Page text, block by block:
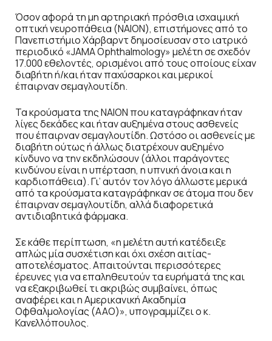
Όσον αφορά τη μη αρτηριακή πρόσθια ισχαιμική
οπτική νευροπάθεια (ΝΑΙΟΝ), επιστήμονες από το
Πανεπιστήμιο Χάρβαρντ δημοσίευσαν στο ιατρικό
περιοδικό «JAMA Ophthalmology» μελέτη σε σχεδόν
17.000 εθελοντές, ορισμένοι από τους οποίους είχαν
διαβήτη ή/και ήταν παχύσαρκοι και μερικοί
έπαιρναν σεμαγλουτίδη.
Τα κρούσματα της ΝΑΙΟΝ που καταγράφηκαν ήταν
λίγες δεκάδες και ήταν αυξημένα στους ασθενείς
που έπαιρναν σεμαγλουτίδη. Ωστόσο οι ασθενείς με
διαβήτη ούτως ή άλλως διατρέχουν αυξημένο
κίνδυνο να την εκδηλώσουν (άλλοι παράγοντες
κινδύνου είναι η υπέρταση, η υπνική άνοια και η
καρδιοπάθεια). Γι’ αυτόν τον λόγο άλλωστε μερικά
από τα κρούσματα καταγράφηκαν σε άτομα που δεν
έπαιρναν σεμαγλουτίδη, αλλά διαφορετικά
αντιδιαβητικά φάρμακα.
Σε κάθε περίπτωση, «η μελέτη αυτή κατέδειξε
απλώς μία συσχέτιση και όχι σχέση αιτίας-
αποτελέσματος. Απαιτούνται περισσότερες
έρευνες για να επαληθευτούν τα ευρήματά της και
να εξακριβωθεί τι ακριβώς συμβαίνει, όπως
αναφέρει και η Αμερικανική Ακαδημία
Οφθαλμολογίας (ΑΑΟ)», υπογραμμίζει ο κ.
Κανελλόπουλος.